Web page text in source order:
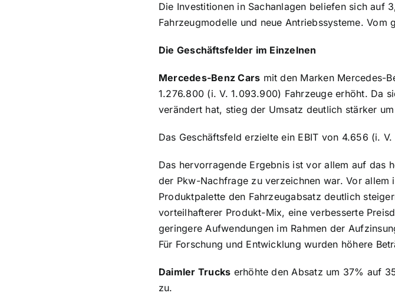
Die Investitionen in Sachanlagen beliefen sich auf
Fahrzeugmodelle und neue Antriebssysteme.
Die Geschäftsfelder im Einzelnen
Mercedes-Benz Cars mit den Marken Mercedes-
1.276.800 (i. V. 1.093.900) Fahrzeuge erhöht. Da
verändert hat, stieg der Umsatz deutlich stärker
Das Geschäftsfeld erzielte ein EBIT von 4.656 (i.
Das hervorragende Ergebnis ist vor allem auf das
der Pkw-Nachfrage zu verzeichnen war. Vor
Produktpalette den Fahrzeugabsatz deutlich
vorteilhafterer Produkt-Mix, eine verbesserte
geringere Aufwendungen im Rahmen der
Für Forschung und Entwicklung wurden höhere
Daimler Trucks erhöhte den Absatz um 37% auf
zu.